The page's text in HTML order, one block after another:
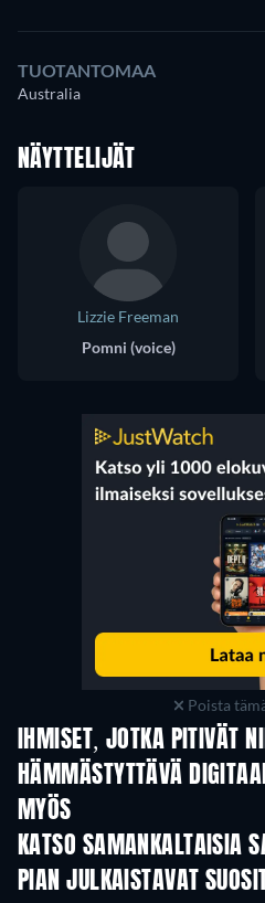
TUOTANTOMAA
Australia
NÄYTTELIJÄT
Lizzie Freeman
Pomni (voice)
Poista
IHMISET, JOTKA PITIVÄT
HÄMMÄSTYTTÄVÄ
MYÖS
KATSO SAMANKALTAISIA
TV
PIAN JULKAISTAVAT
TV